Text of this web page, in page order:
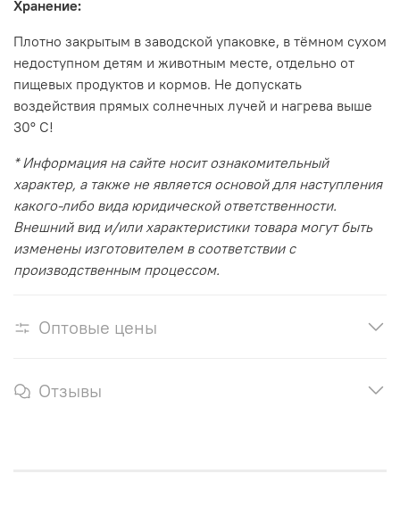
Хранение:
Плотно закрытым в заводской упаковке, в тёмном сухом
недоступном детям и животным месте, отдельно от
пищевых продуктов и кормов. Не допускать
воздействия прямых солнечных лучей и нагрева выше
30° С!
* Информация на сайте носит ознакомительный
характер, а также не является основой для наступления
какого-либо вида юридической ответственности.
Внешний вид и/или характеристики товара могут быть
изменены изготовителем в соответствии с
производственным процессом.
Оптовые цены
Отзывы